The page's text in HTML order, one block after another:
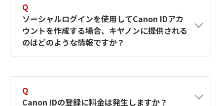
す。詳しい作成方法は【カメラ】Canon IDとは
何ですか？Canon IDの作成方法は？をご確認く
ださい。
Q
ソーシャルログインを使用してCanon IDアカ
ウントを作成する場合、キヤノンに提供される
のはどのような情報ですか？
択したサービスから取得します。アカウントを
Q
Canon IDの登録に料金は発生しますか？